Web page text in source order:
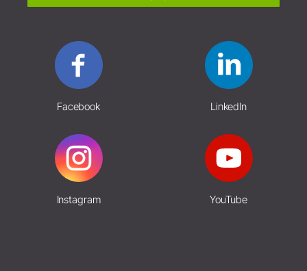
Facebook LinkedIn
Instagram YouTube